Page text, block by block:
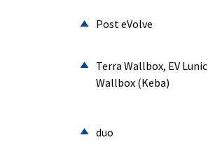
Post eVolve
Terra Wallbox, EV Lunic
Wallbox (Keba)
duo